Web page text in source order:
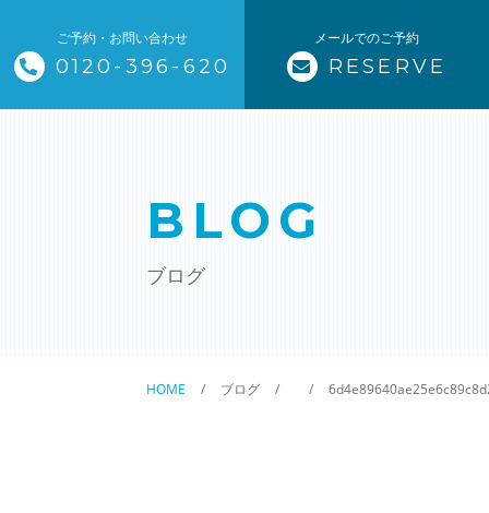
ご予約・お問い合わせ
0120-396-620
メールでのご予約
RESERVE
トップページ
クリニック施設清掃
BLOG
ブログ
HOME ブログ